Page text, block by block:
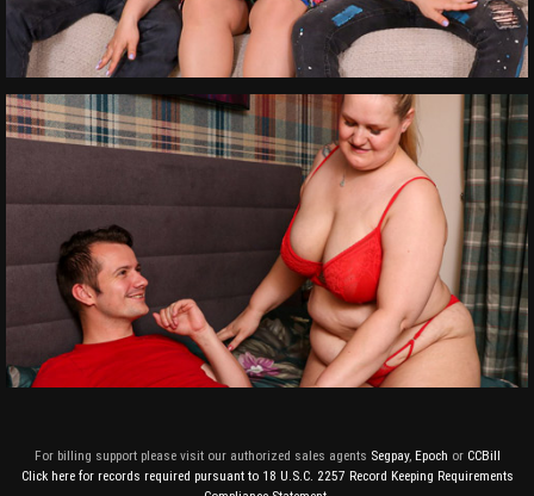
For billing support please visit our authorized sales agents Segpay, Epoch or CCBill
Click here for records required pursuant to 18 U.S.C. 2257 Record Keeping Requirements